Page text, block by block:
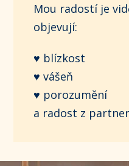
Mou radostí je
objevují:
♥ blízkost
♥ vášeň
♥ porozumění
a radost z